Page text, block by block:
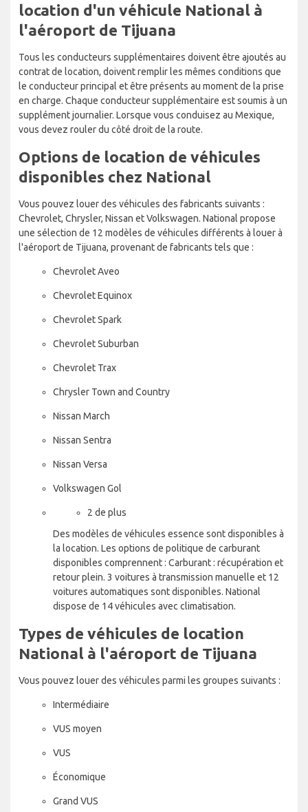
location d'un véhicule National à
l'aéroport de Tijuana
Tous les conducteurs supplémentaires doivent être ajoutés au
contrat de location, doivent remplir les mêmes conditions que
le conducteur principal et être présents au moment de la prise
en charge. Chaque conducteur supplémentaire est soumis à un
supplément journalier. Lorsque vous conduisez au Mexique,
vous devez rouler du côté droit de la route.
Options de location de véhicules
disponibles chez National
Vous pouvez louer des véhicules des fabricants suivants :
Chevrolet, Chrysler, Nissan et Volkswagen. National propose
une sélection de 12 modèles de véhicules différents à louer à
l'aéroport de Tijuana, provenant de fabricants tels que :
Chevrolet Aveo
Chevrolet Equinox
Chevrolet Spark
Chevrolet Suburban
Chevrolet Trax
Chrysler Town and Country
Nissan March
Nissan Sentra
Nissan Versa
Volkswagen Gol
2 de plus
Des modèles de véhicules essence sont disponibles à
la location. Les options de politique de carburant
disponibles comprennent : Carburant : récupération et
retour plein. 3 voitures à transmission manuelle et 12
voitures automatiques sont disponibles. National
dispose de 14 véhicules avec climatisation.
Types de véhicules de location
National à l'aéroport de Tijuana
Vous pouvez louer des véhicules parmi les groupes suivants :
Intermédiaire
VUS moyen
VUS
Économique
Grand VUS